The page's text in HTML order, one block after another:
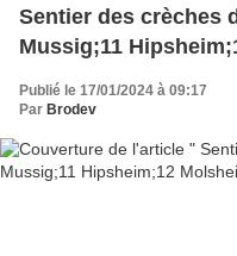
Sentier des crèches
Mussig;11
Publié le 17/01/2024 à 09:17
Par Brodev